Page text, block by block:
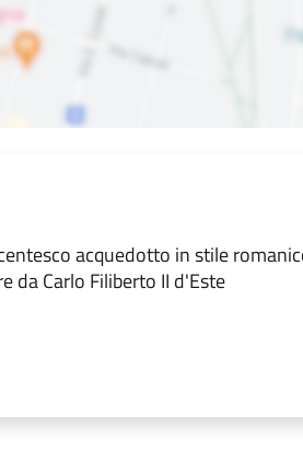
acquedotto in stile
da Carlo Filiberto II d'Este